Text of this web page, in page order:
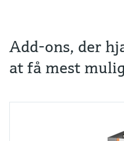
Add-ons, der
at få mest